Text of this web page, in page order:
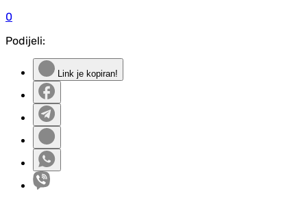
0
Podijeli:
Link je kopiran!